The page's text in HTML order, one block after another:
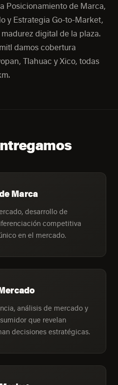
Posicionamiento de Marca,
y Estrategia Go-to-Market,
digital de la plaza.
damos cobertura
Tlahuac y Xico, todas
Marca
desarrollo de
competitiva
en el mercado.
análisis de mercado y
que revelan
decisiones estratégicas.